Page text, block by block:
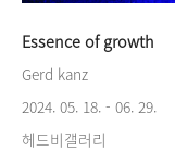
Essence of growth
Gerd kanz
2024. 05. 18. - 06. 29.
헤드비갤러리